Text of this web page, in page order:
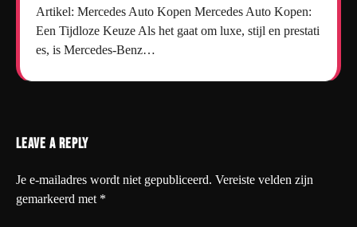
Artikel: Mercedes Auto Kopen Mercedes Auto Kopen:
Een Tijdloze Keuze Als het gaat om luxe, stijl en prestati
es, is Mercedes-Benz…
Leave a Reply
Je e-mailadres wordt niet gepubliceerd. Vereiste velden zijn
gemarkeerd met *